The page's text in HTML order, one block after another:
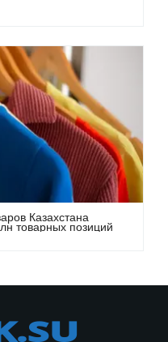
Казахстана
товарных позиций